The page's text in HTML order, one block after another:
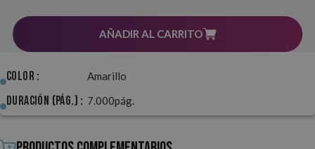
AÑADIR AL CARRITO
Color : Amarillo
Duración (pág.) : 7.000pág.